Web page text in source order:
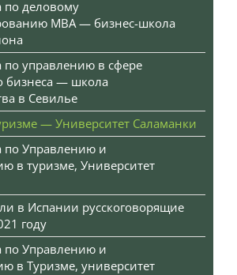
по деловому
MBA — бизнес-школа
по управлению в сфере
бизнеса — школа
в Севилье
— Университет Саламанки
по Управлению и
в туризме, Университет
в Испании русскоговорящие
году
по Управлению и
в Туризме, университет